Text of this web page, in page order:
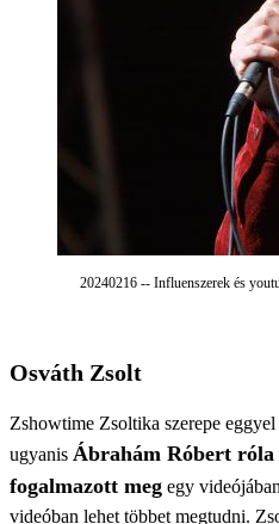
20240216 -- Influenszerek és
Osváth Zsolt
Zshowtime Zsoltika szerepe eggyel
ugyanis Ábrahám Róbert róla
fogalmazott meg egy
videóban lehet többet megtudni.